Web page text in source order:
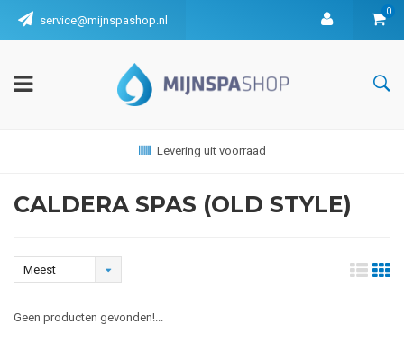
service@mijnspashop.nl
0
Levering uit voorraad
CALDERA SPAS (OLD STYLE)
Meest
Geen producten gevonden!...